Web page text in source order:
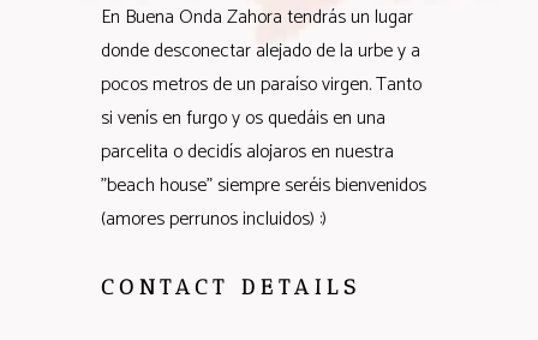
En Buena Onda Zahora tendrás un lugar
donde desconectar alejado de la urbe y a
pocos metros de un paraíso virgen. Tanto
si venís en furgo y os quedáis en una
parcelita o decidís alojaros en nuestra
"beach house" siempre seréis bienvenidos
(amores perrunos incluidos) :)
CONTACT DETAILS